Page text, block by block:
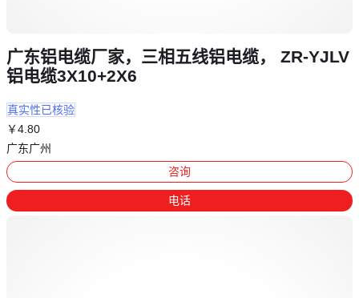
广东铝电缆厂家，三相五线铝电缆， ZR-YJLV
铝电缆3X10+2X6
真实性已核验
￥4 .80
广东广州
咨询
电话